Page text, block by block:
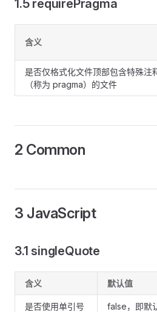
1.5 requirePragma
含义
是否仅格式化文件顶部包含特殊注
（称为 pragma）的文件
2 Common
3 JavaScript
3.1 singleQuote
含义 默认值
是否使用单引号 false，即默